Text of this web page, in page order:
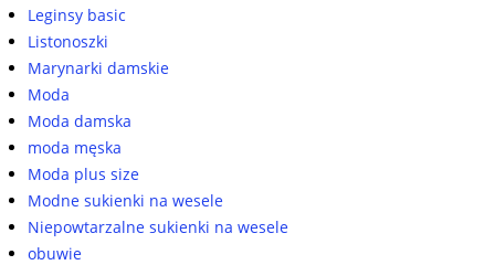
Leginsy basic
Listonoszki
Marynarki damskie
Moda
Moda damska
moda męska
Moda plus size
Modne sukienki na wesele
Niepowtarzalne sukienki na wesele
obuwie